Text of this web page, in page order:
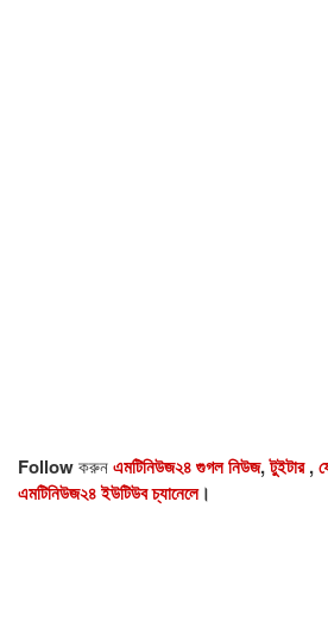
Followকরুনএমটিনিউজ২৪ গুগল নিউজ,টুইটার,
এমটিনিউজ২৪ ইউটিউব চ্যানেলে।